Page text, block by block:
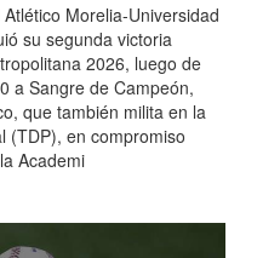
Morelia-Universidad
su segunda victoria
2026, luego de
a Sangre de Campeón,
que también milita en la
(TDP), en compromiso
Academi